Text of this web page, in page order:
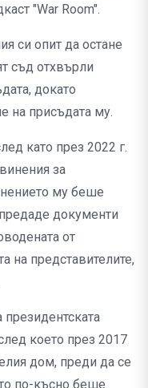
"War Room".
си опит да остане
съд отхвърли
докато
на присъдата му.
като през 2022 г.
за
му беше
документи
от
на представителите,
което през 2017
дом, преди да се
по-късно беше